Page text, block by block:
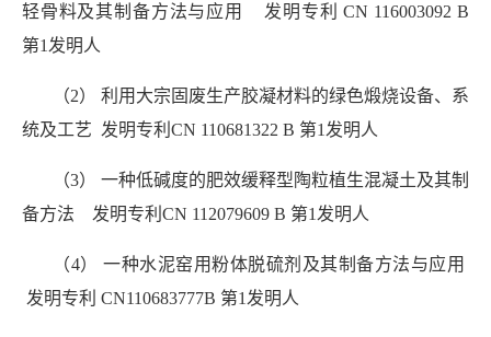
轻骨料及其制备方法与应用 发明专利 CN 116003092 B
第1发明人
（2） 利用大宗固废生产胶凝材料的绿色煅烧设备、系
统及工艺 发明专利CN 110681322 B 第1发明人
（3） 一种低碱度的肥效缓释型陶粒植生混凝土及其制
备方法 发明专利CN 112079609 B 第1发明人
（4） 一种水泥窑用粉体脱硫剂及其制备方法与应用
发明专利 CN110683777B 第1发明人